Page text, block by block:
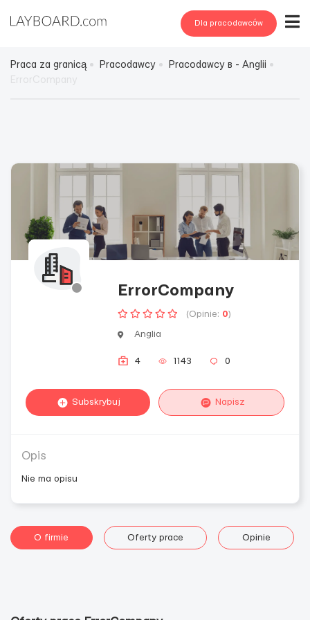
Dla pracodawców
Praca za granicą Pracodawcy
Pracodawcy в - Anglii
ErrorCompany
(Opinie: 0)
Anglia
4 1143 0
Subskrybuj Napisz
Opis
Nie ma opisu
O firmie Oferty prace Opinie